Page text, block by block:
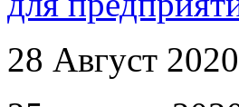
28 Август 2020